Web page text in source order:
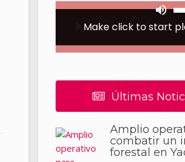
Últimas
Amplio
combatir un
forestal en